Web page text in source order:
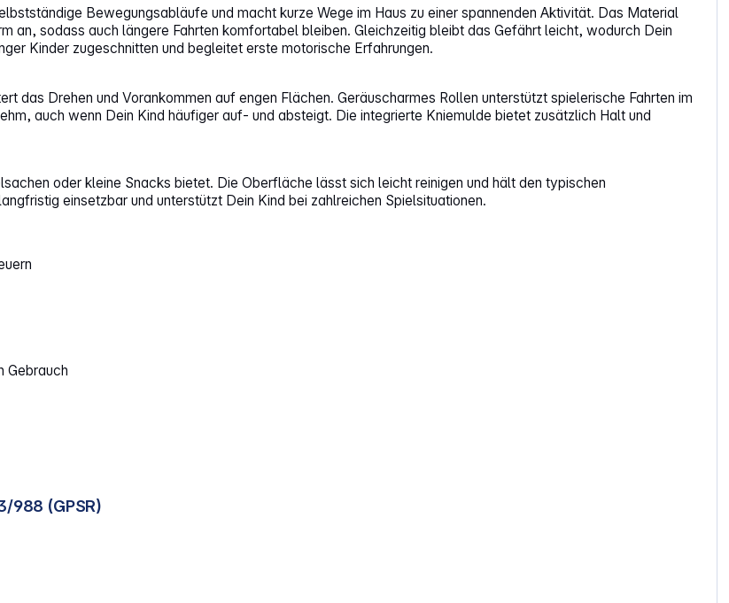
Bewegungsabläufe und macht kurze Wege im Haus zu einer spannenden Aktivität. Das Material
an, sodass auch längere Fahrten komfortabel bleiben. Gleichzeitig bleibt das Gefährt leicht, wodurch Dein
Kinder zugeschnitten und begleitet erste motorische Erfahrungen.
das Drehen und Vorankommen auf engen Flächen. Geräuscharmes Rollen unterstützt spielerische Fahrten im
auch wenn Dein Kind häufiger auf- und absteigt. Die integrierte Kniemulde bietet zusätzlich Halt und
oder kleine Snacks bietet. Die Oberfläche lässt sich leicht reinigen und hält den typischen
einsetzbar und unterstützt Dein Kind bei zahlreichen Spielsituationen.
Gebrauch
988 (GPSR)